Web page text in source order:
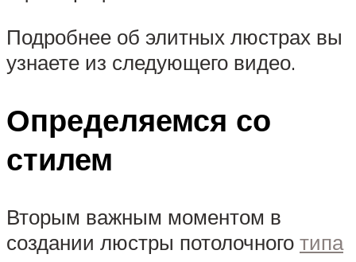
Подробнее об элитных люстрах вы
узнаете из следующего видео.
Определяемся со
стилем
Вторым важным моментом в
создании люстры потолочного типа